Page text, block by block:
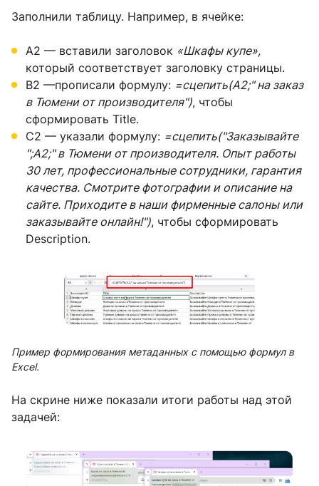
Заполнили таблицу. Например, в ячейке:
A2 — вставили заголовок «Шкафы купе»,
который соответствует заголовку страницы.
B2 —прописали формулу: =сцепить(A2;" на заказ
в Тюмени от производителя"), чтобы
сформировать Title.
C2 — указали формулу: =сцепить("Заказывайте
";А2;" в Тюмени от производителя. Опыт работы
30 лет, профессиональные сотрудники, гарантия
качества. Смотрите фотографии и описание на
сайте. Приходите в наши фирменные салоны или
заказывайте онлайн!"), чтобы сформировать
Description.
Пример формирования метаданных с помощью формул в
Excel.
На скрине ниже показали итоги работы над этой
задачей: